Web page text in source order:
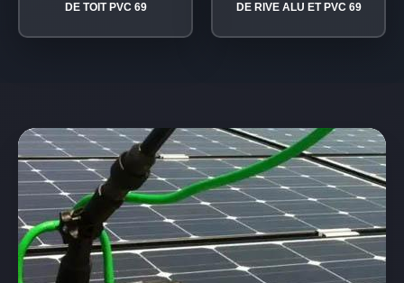
DE TOIT PVC 69
DE RIVE ALU ET PVC 69